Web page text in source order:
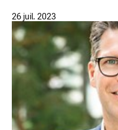
26 juil. 2023